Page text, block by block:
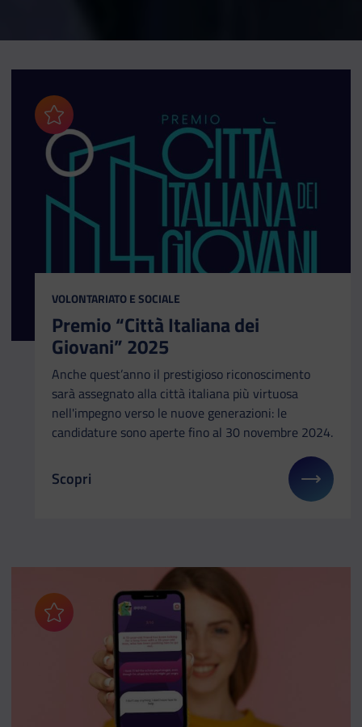
Aggiungi ai preferiti
CATEGORIA:
VOLONTARIATO E SOCIALE
Premio “Città Italiana dei
Giovani” 2025
Anche quest’anno il prestigioso riconoscimento
sarà assegnato alla città italiana più virtuosa
nell'impegno verso le nuove generazioni: le
candidature sono aperte fino al 30 novembre 2024.
Il link ti porterà ad avere maggiori dettagli su:
Scopri
Aggiungi ai preferiti